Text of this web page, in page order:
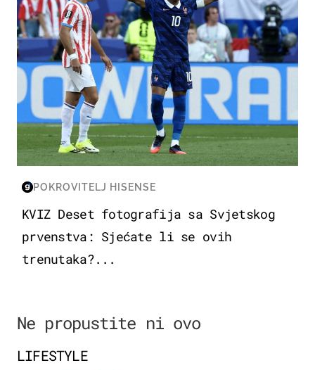
POKROVITELJ HISENSE
KVIZ Deset fotografija sa Svjetskog
prvenstva: Sjećate li se ovih
trenutaka?...
Ne propustite ni ovo
LIFESTYLE